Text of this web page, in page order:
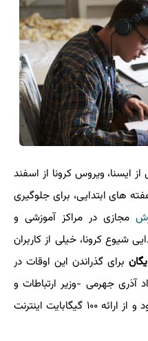
ایسنا، ویروس کرونا از اسفند
های ابتدایی، برای جلوگیری
مجازی در مراکز آموزشی و
شیوع کرونا، خیلی از کاربران
برای گذراندن این اوقات در
آذری جهرمی -وزیر ارتباطات و
فناوری اطلاعات - با آن موافقت نمود و از ارائه ۱۰۰ گیگابایت اینترنت